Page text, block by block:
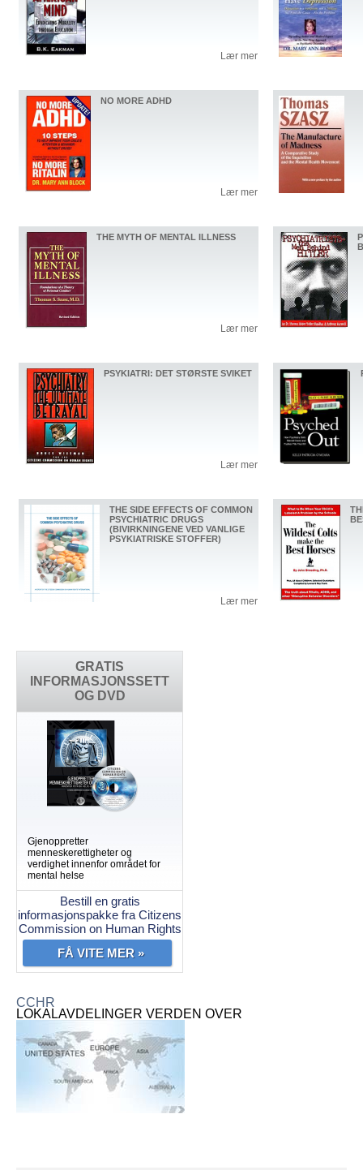
GRATIS
INFORMASJONSSETT
OG DVD
Gjenoppretter
menneskerettigheter og
verdighet innenfor området for
mental helse
Bestill en gratis
informasjonspakke fra Citizens
Commission on Human Rights
FÅ VITE MER »
CCHR
LOKALAVDELINGER VERDEN OVER
Lær mer
NO MORE ADHD
Lær mer
THE MYTH OF MENTAL ILLNESS
Lær mer
PSYKIATRI: DET STØRSTE SVIKET
Lær mer
THE SIDE EFFECTS OF COMMON
PSYCHIATRIC DRUGS
(BIVIRKNINGENE VED VANLIGE
PSYKIATRISKE STOFFER)
Lær mer